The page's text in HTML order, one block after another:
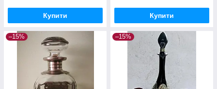
Купити Купити
–15% –15%